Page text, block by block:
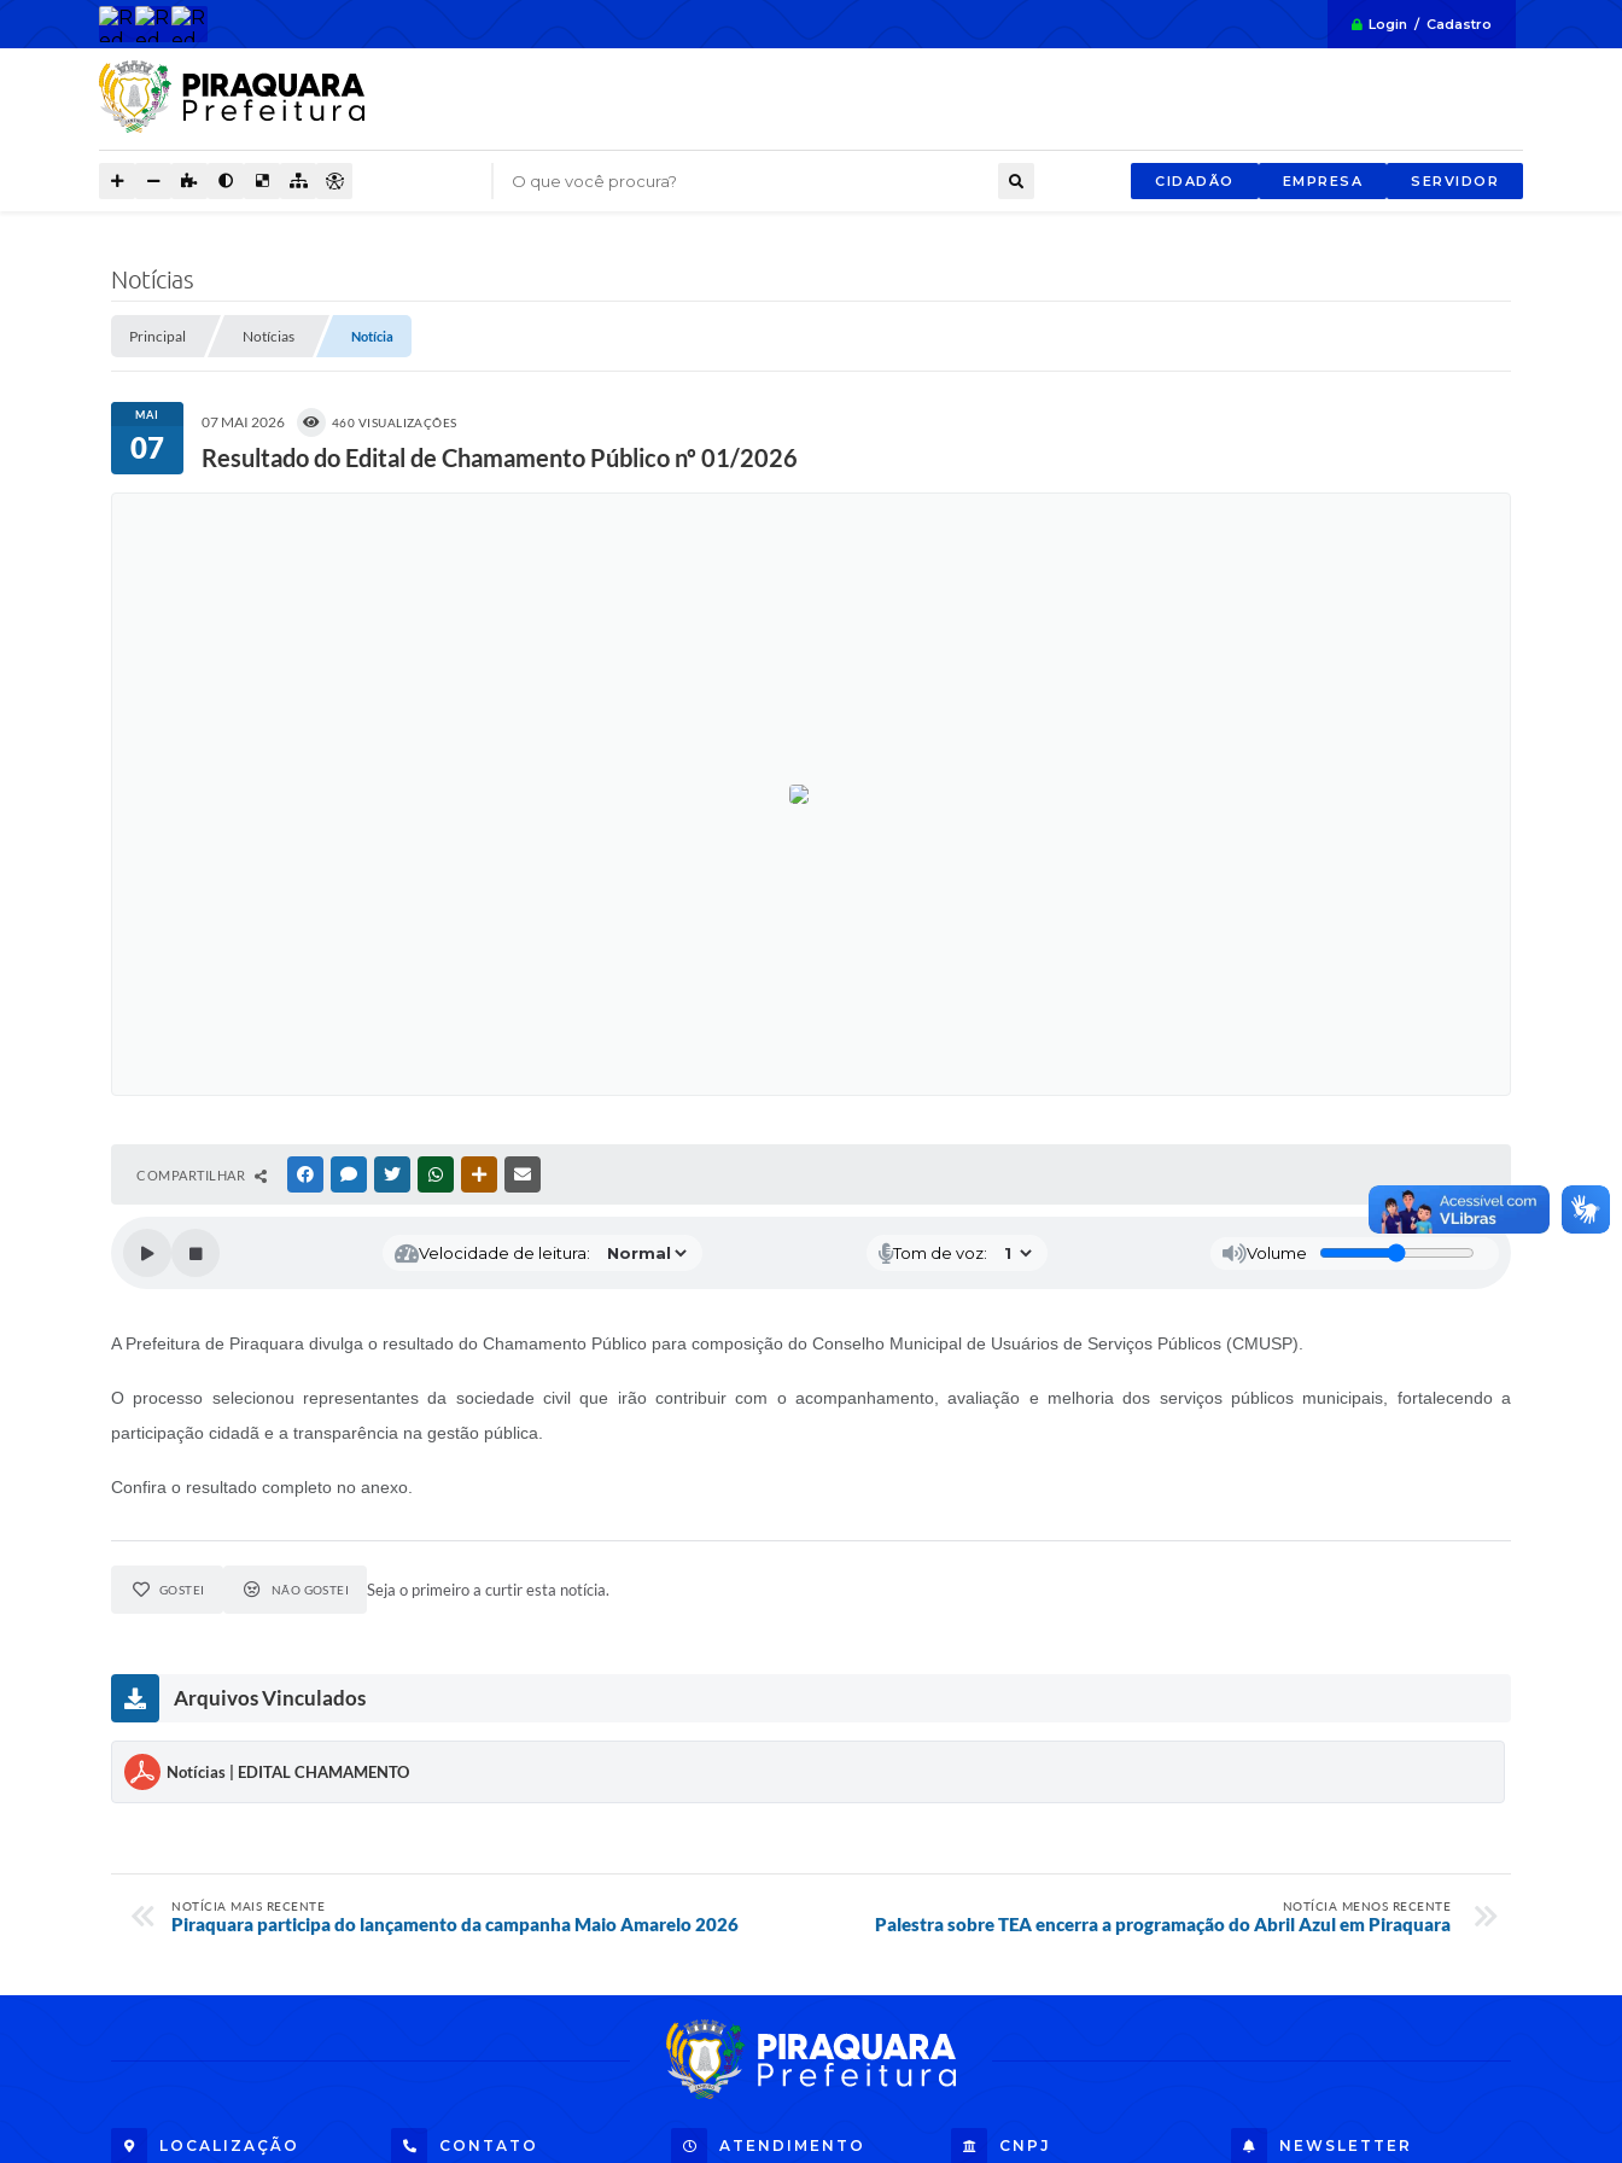
Login / Cadastro
O que você procura? CIDADÃO EMPRESA SERVIDOR
Notícias
Principal Notícias Notícia
MAI
07
07 MAI 2026 460 VISUALIZAÇÕES
Resultado do Edital de Chamamento Público nº 01/2026
COMPARTILHAR FACEBOOKMESSENGER
TWITTERWHATSAPPOUTRAS MÍDIAS
Velocidade de leitura: Tom de voz: Volume
A Prefeitura de Piraquara divulga o resultado do Chamamento Público para composição do Conselho Municipal de Usuários de Serviços Públicos (CMUSP).
O processo selecionou representantes da sociedade civil que irão contribuir com o acompanhamento, avaliação e melhoria dos serviços públicos municipais, fortalecendo a
participação cidadã e a transparência na gestão pública.
Confira o resultado completo no anexo.
GOSTEI NÃO GOSTEI Seja o primeiro a curtir esta notícia.
Arquivos Vinculados
Notícias | EDITAL CHAMAMENTO
NOTÍCIA MAIS RECENTE
Piraquara participa do lançamento da campanha Maio Amarelo 2026
NOTÍCIA MENOS RECENTE
Palestra sobre TEA encerra a programação do Abril Azul em Piraquara
LOCALIZAÇÃO CONTATO ATENDIMENTO CNPJ NEWSLETTER